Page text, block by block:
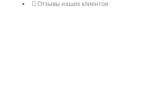
Отзывы наших клиентов